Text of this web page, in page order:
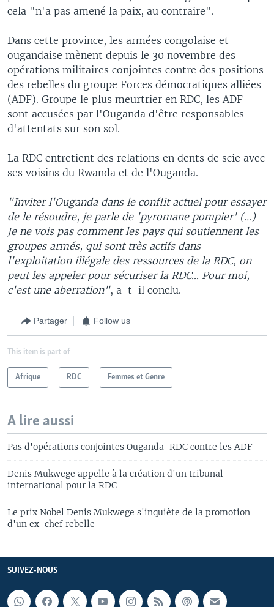
cela "n'a pas amené la paix, au contraire".
Dans cette province, les armées congolaise et
ougandaise mènent depuis le 30 novembre des
opérations militaires conjointes contre des positions
des rebelles du groupe Forces démocratiques alliées
(ADF). Groupe le plus meurtrier en RDC, les ADF
sont accusées par l'Ouganda d'être responsables
d'attentats sur son sol.
La RDC entretient des relations en dents de scie avec
ses voisins du Rwanda et de l'Ouganda.
"Inviter l'Ouganda dans le conflit actuel pour essayer
de le résoudre, je parle de 'pyromane pompier' (...)
Je ne vois pas comment les pays qui soutiennent les
groupes armés, qui sont très actifs dans
l'exploitation illégale des ressources de la RDC, on
peut les appeler pour sécuriser la RDC... Pour moi,
c'est une aberration", a-t-il conclu.
Partager Follow us
This item is part of
Afrique RDC Femmes et Genre
A lire aussi
Pas d'opérations conjointes Ouganda-RDC contre les ADF
Denis Mukwege appelle à la création d'un tribunal
international pour la RDC
Le prix Nobel Denis Mukwege s'inquiète de la promotion
d'un ex-chef rebelle
SUIVEZ-NOUS